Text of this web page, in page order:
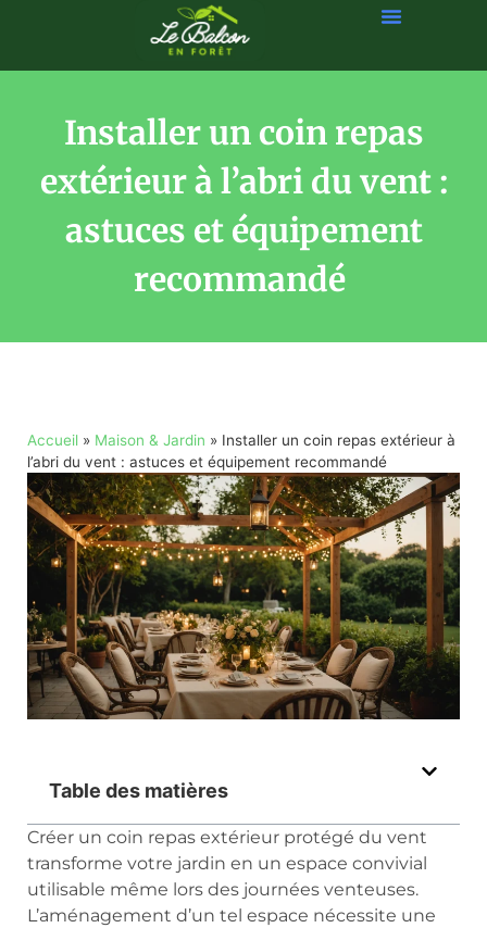
Installer un coin repas
extérieur à l’abri du vent :
astuces et équipement
recommandé
Accueil » Maison & Jardin » Installer un coin repas extérieur à
l’abri du vent : astuces et équipement recommandé
Table des matières
Créer un coin repas extérieur protégé du vent
transforme votre jardin en un espace convivial
utilisable même lors des journées venteuses.
L’aménagement d’un tel espace nécessite une